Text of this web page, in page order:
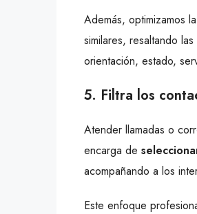
Además, optimizamos
similares, resaltando
orientación, estado,
5. Filtra los
Atender llamadas o
encarga de
acompañando a los
Este enfoque